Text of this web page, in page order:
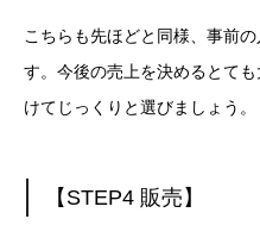
こちらも先ほどと同様、事前
す。 今後の売上を決めるとて
けてじっくりと選びましょう。
【STEP4 販売】